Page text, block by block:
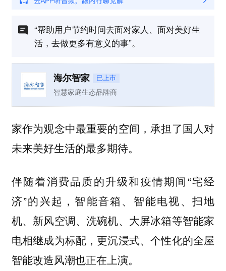
“帮助用户节约时间去面对家人、面对美好生
活，去做更多有意义的事”。
海尔智家 已上市
智慧家庭生态品牌商
家作为观念中最重要的空间，承担了国人对
未来美好生活的最多期待。
伴随着消费品质的升级和疫情期间“宅经
济”的兴起，智能音箱、智能电视、扫地
机、新风空调、洗碗机、大屏冰箱等智能家
电相继成为标配，更沉浸式、个性化的全屋
智能改造风潮也正在上演。